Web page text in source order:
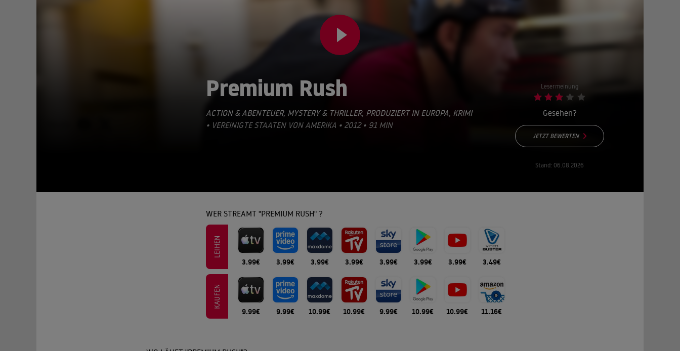
Premium Rush
ACTION & ABENTEUER, MYSTERY & THRILLER, PRODUZIERT IN EUROPA, KRIMI
• VEREINIGTE STAATEN VON AMERIKA • 2012 • 91 MIN
Lesermeinung
Gesehen?
JETZT BEWERTEN
Stand: 06.08.2026
WER STREAMT "PREMIUM RUSH" ?
LEIHEN
3.99€ 3.99€ 3.99€ 3.99€ 3.99€ 3.99€ 3.99€ 3.49€
KAUFEN
9.99€ 9.99€ 10.99€ 10.99€ 9.99€ 10.99€ 10.99€ 11.16€